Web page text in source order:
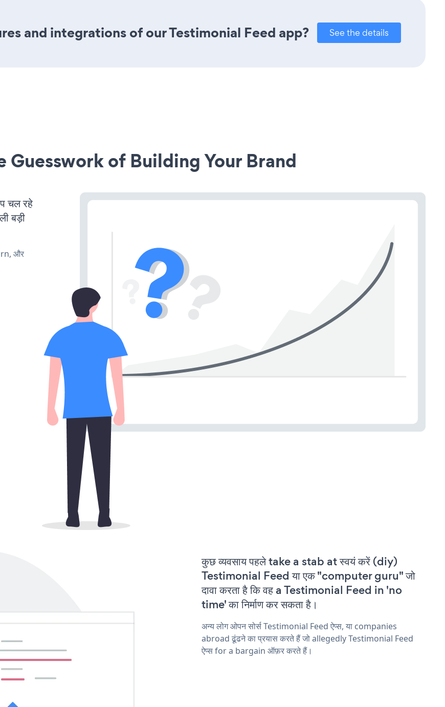
and integrations of our Testimonial Feed app? See the details
Guesswork of Building Your Brand
चल रहे
बड़ी
और
कुछ व्यवसाय पहले take a stab at स्वयं करें (diy)
Testimonial Feed या एक "computer guru" जो
दावा करता है कि वह a Testimonial Feed in 'no
time' का निर्माण कर सकता है।
अन्य लोग ओपन सोर्स Testimonial Feed ऐप्स, या companies
abroad ढूंढने का प्रयास करते हैं जो allegedly Testimonial Feed
ऐप्स for a bargain ऑफ़र करते हैं।